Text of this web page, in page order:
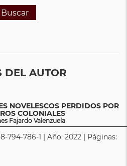
Buscar
DEL AUTOR
NOVELESCOS PERDIDOS POR
COLONIALES
Fajardo Valenzuela
794-786-1 | Año: 2022 | Páginas: